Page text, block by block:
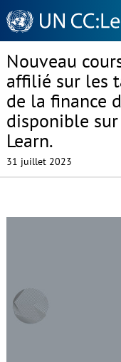
Knowledge
Sharing
Platform
Nouveau
affilié sur les
de la finance
disponible sur
Learn.
31 juillet 2023